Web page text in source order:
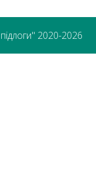
2020-2026